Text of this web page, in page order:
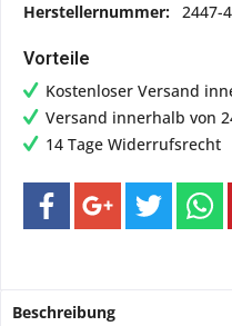
Herstellernummer: 2447-
Vorteile
Kostenloser Versand
Versand innerhalb von
14 Tage Widerrufsrecht
Beschreibung